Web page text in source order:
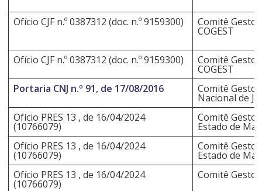
Ofício CJF n.º 0387312 (doc. n.º 9159300) Comitê
COGEST
Ofício CJF n.º 0387312 (doc. n.º 9159300) Comitê
COGEST
Portaria CNJ n.º 91, de 17/08/2016
Comitê
Nacional de
Ofício PRES 13 , de 16/04/2024
(10766079)
Comitê
Estado de
Ofício PRES 13 , de 16/04/2024
(10766079)
Comitê
Estado de
Ofício PRES 13 , de 16/04/2024
(10766079)
Comitê